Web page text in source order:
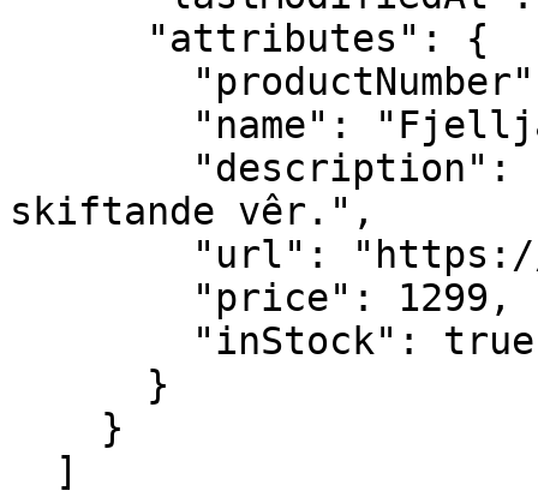
skiftande vêr.",